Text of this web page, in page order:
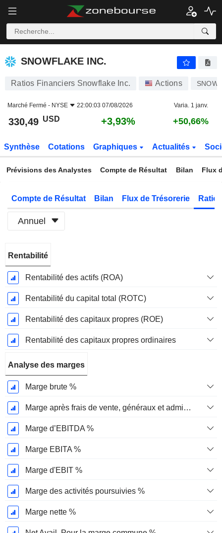
SNOWFLAKE INC.
SNOWFLAKE INC.
Ratios Financiers Snowflake Inc. Actions SNOW
Marché Fermé - NYSE 22:00:03 07/08/2026 Varia. 1 janv.
330,49 USD +3,93% +50,66%
Synthèse Cotations Graphiques Actualités
Prévisions des Analystes Compte de Résultat Bilan Flux
Compte de Résultat Bilan Flux de Trésorerie
Annuel
Fiscale:
Janvier
Rentabilité
Rentabilité des actifs (ROA)
Rentabilité du capital total (ROTC)
Rentabilité des capitaux propres (ROE)
Rentabilité des capitaux propres ordinaires
Analyse des marges
Marge brute %
Marge après frais de vente, généraux et administratifs %
Marge d’EBITDA %
Marge EBITA %
Marge d'EBIT %
Marge des activités poursuivies %
Marge nette %